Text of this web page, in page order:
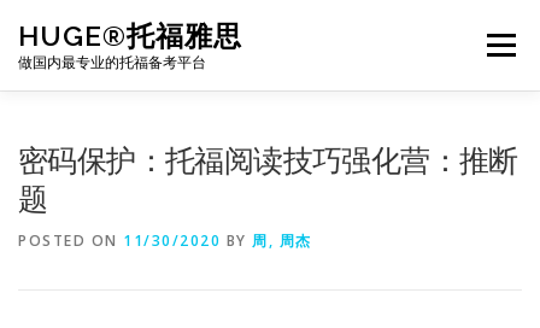
content
HUGE®托福雅思
做国内最专业的托福备考平台
Menu
密码保护：托福阅读技巧强化营：推断
题
POSTED ON 11/30/2020 BY 周, 周杰